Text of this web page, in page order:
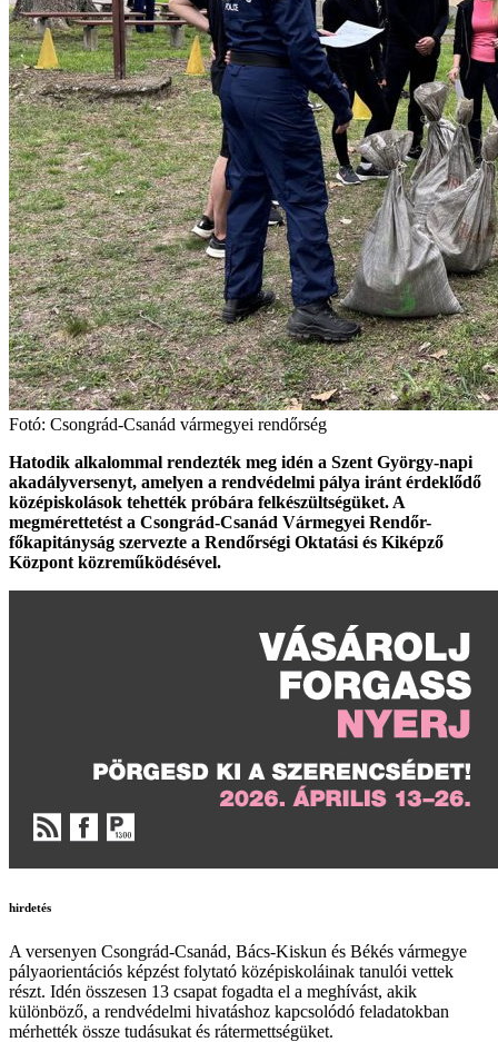
Fotó: Csongrád-Csanád vármegyei rendőrség
Hatodik alkalommal rendezték meg idén a Szent György-napi
akadályversenyt, amelyen a rendvédelmi pálya iránt érdeklődő
középiskolások tehették próbára felkészültségüket. A
megmérettetést a Csongrád-Csanád Vármegyei Rendőr-
főkapitányság szervezte a Rendőrségi Oktatási és Kiképző
Központ közreműködésével.
hirdetés
A versenyen Csongrád-Csanád, Bács-Kiskun és Békés vármegye
pályaorientációs képzést folytató középiskoláinak tanulói vettek
részt. Idén összesen 13 csapat fogadta el a meghívást, akik
különböző, a rendvédelmi hivatáshoz kapcsolódó feladatokban
mérhették össze tudásukat és rátermettségüket.